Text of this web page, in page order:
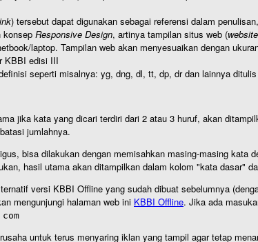
) tersebut dapat digunakan sebagai referensi dalam
konsep Responsive Design, artinya tampilan situs web (website
laptop. Tampilan web akan menyesuaikan dengan
KBBI edisi III
seperti misalnya: yg, dng, dl, tt, dp, dr dan lainnya
jika kata yang dicari terdiri dari 2 atau 3 huruf, akan
jumlahnya.
bisa dilakukan dengan memisahkan masing-masing kata
hasil utama akan ditampilkan dalam kolom "kata dasar"
versi KBBI Offline yang sudah dibuat sebelumnya
mengunjungi halaman web ini KBBI Offline. Jika ada
untuk terus menyaring iklan yang tampil agar tetap